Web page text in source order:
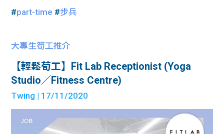
#part-time #步兵
大專生筍工推介
【輕鬆荀工】Fit Lab Receptionist (Yoga
Studio／Fitness Centre)
Twing | 17/11/2020